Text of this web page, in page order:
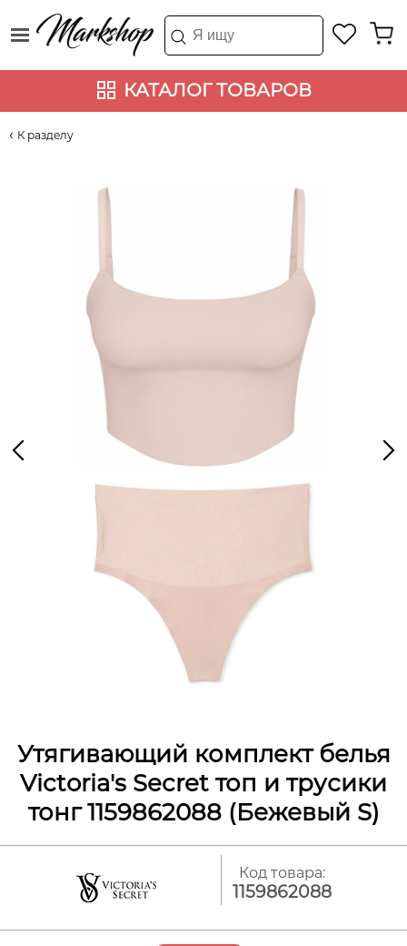
КАТАЛОГ ТОВАРОВ
К разделу
Утягивающий комплект белья
Victoria's Secret топ и трусики
тонг 1159862088 (Бежевый S)
Код товара:
1159862088